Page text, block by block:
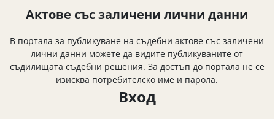
Актове със заличени лични данни
В портала за публикуване на съдебни актове със заличени
лични данни можете да видите публикуваните от
съдилищата съдебни решения. За достъп до портала не се
изисква потребителско име и парола.
Вход